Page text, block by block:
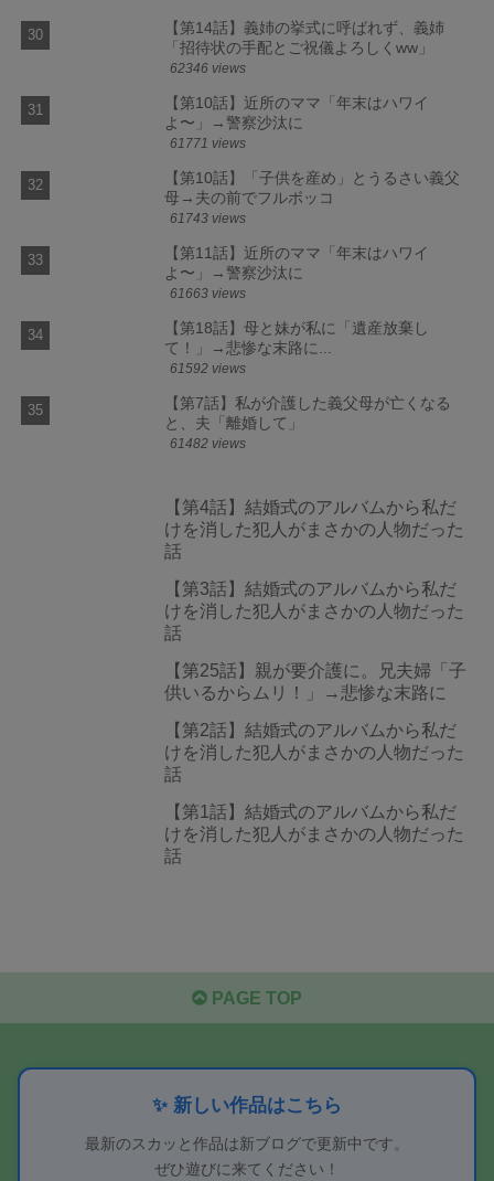
【第14話】義姉の挙式に呼ばれず、義姉
「招待状の手配とご祝儀よろしくww」
62346 views
【第10話】近所のママ「年末はハワイ
よ〜」→警察沙汰に
61771 views
【第10話】「子供を産め」とうるさい義父
母→夫の前でフルボッコ
61743 views
【第11話】近所のママ「年末はハワイ
よ〜」→警察沙汰に
61663 views
【第18話】母と妹が私に「遺産放棄し
て！」→悲惨な末路に...
61592 views
【第7話】私が介護した義父母が亡くなる
と、夫「離婚して」
61482 views
【第4話】結婚式のアルバムから私だ
けを消した犯人がまさかの人物だった
話
【第3話】結婚式のアルバムから私だ
けを消した犯人がまさかの人物だった
話
【第25話】親が要介護に。兄夫婦「子
供いるからムリ！」→悲惨な末路に
【第2話】結婚式のアルバムから私だ
けを消した犯人がまさかの人物だった
話
【第1話】結婚式のアルバムから私だ
けを消した犯人がまさかの人物だった
話
PAGE TOP
✨ 新しい作品はこちら
最新のスカッと作品は新ブログで更新中です。
ぜひ遊びに来てください！